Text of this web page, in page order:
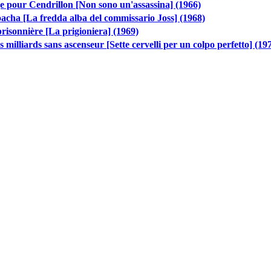
pour Cendrillon [Non sono un'assassina] (1966)
[La fredda alba del commissario Joss] (1968)
[La prigioniera] (1969)
milliards sans ascenseur [Sette cervelli per un colpo perfetto]